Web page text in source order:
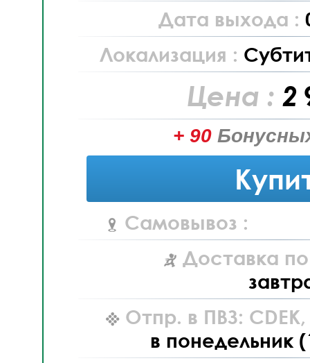
Дата выхода :
Локализация :
Цена : 2
+ 90
Самовывоз :
Доставка
Отпр. в ПВЗ: CDEK,
в понедельник